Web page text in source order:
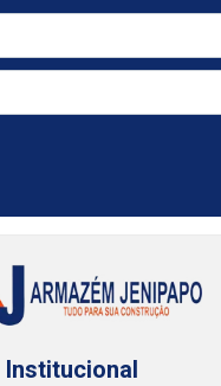
Institucional